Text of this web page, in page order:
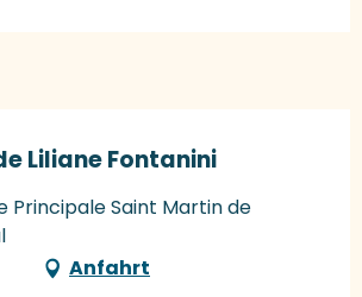
Liliane Fontanini
Principale Saint Martin de
Anfahrt